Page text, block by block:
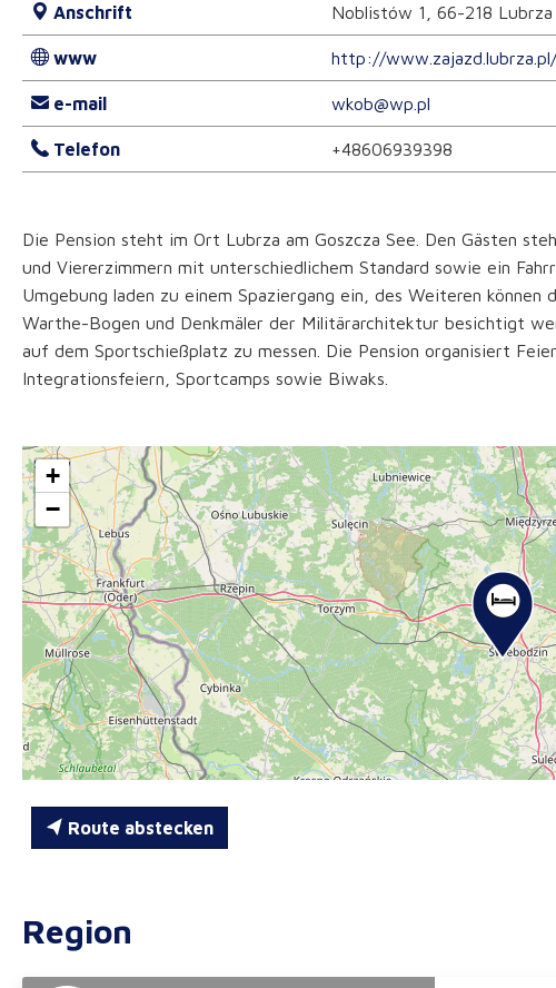
Anschrift Noblistów 1, 66-218 Lubrza
www http://www.zajazd.lubrza.pl/
e-mail wkob@wp.pl
Telefon +48606939398
Die Pension steht im Ort Lubrza am Goszcza See. Den Gästen
und Viererzimmern mit unterschiedlichem Standard sowie ein
Umgebung laden zu einem Spaziergang ein, des Weiteren
Warthe-Bogen und Denkmäler der Militärarchitektur besichtigt
auf dem Sportschießplatz zu messen. Die Pension organisiert
Integrationsfeiern, Sportcamps sowie Biwaks.
+
−
Route abstecken
Region